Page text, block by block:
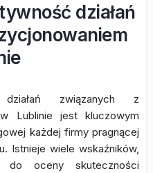
działań
związanych z
Lublinie jest kluczowym
każdej firmy pragnącej
Istnieje wiele wskaźników,
do oceny skuteczności